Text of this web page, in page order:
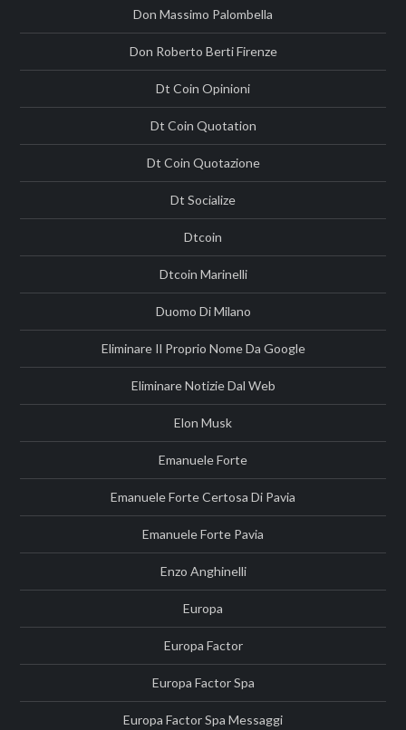
Don Massimo Palombella
Don Roberto Berti Firenze
Dt Coin Opinioni
Dt Coin Quotation
Dt Coin Quotazione
Dt Socialize
Dtcoin
Dtcoin Marinelli
Duomo Di Milano
Eliminare Il Proprio Nome Da Google
Eliminare Notizie Dal Web
Elon Musk
Emanuele Forte
Emanuele Forte Certosa Di Pavia
Emanuele Forte Pavia
Enzo Anghinelli
Europa
Europa Factor
Europa Factor Spa
Europa Factor Spa Messaggi